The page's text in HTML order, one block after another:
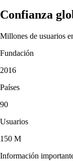
Confianza
Millones de usuarios
Fundación
2016
Países
90
Usuarios
150 M
Información